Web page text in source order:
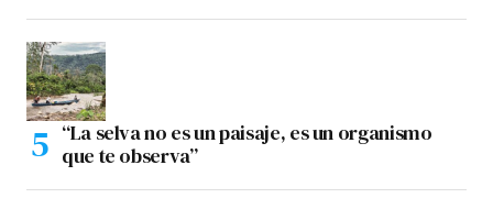
“La selva no es un paisaje, es un organismo
que te observa”